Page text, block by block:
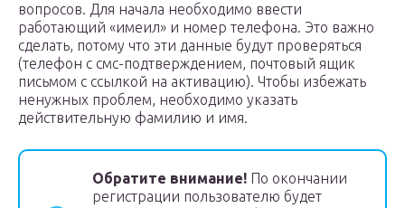
вопросов. Для начала необходимо ввести
работающий «имеил» и номер телефона. Это важно
сделать, потому что эти данные будут проверяться
(телефон с смс-подтверждением, почтовый ящик
письмом с ссылкой на активацию). Чтобы избежать
ненужных проблем, необходимо указать
действительную фамилию и имя.
Обратите внимание! По окончании
регистрации пользователю будет